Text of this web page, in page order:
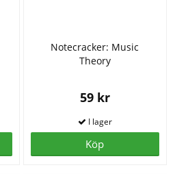
Notecracker: Music
Theory
59 kr
Köp